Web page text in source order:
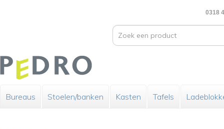
0318
Bureaus Stoelen/banken Kasten Tafels